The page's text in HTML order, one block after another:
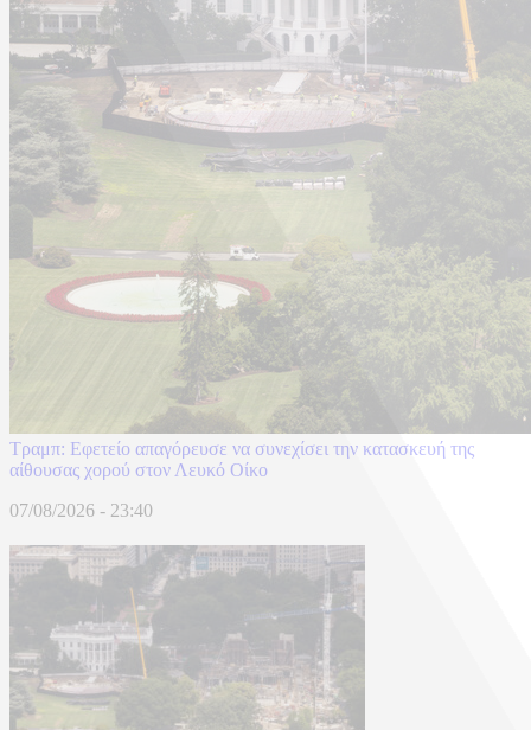
Τραμπ: Εφετείο απαγόρευσε να συνεχίσει την κατασκευή της
αίθουσας χορού στον Λευκό Οίκο
07/08/2026 - 23:40